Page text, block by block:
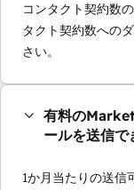
コンタクト契約数
タクト契約数への
さい。
有料の
ールを送信で
1か月当たりの送